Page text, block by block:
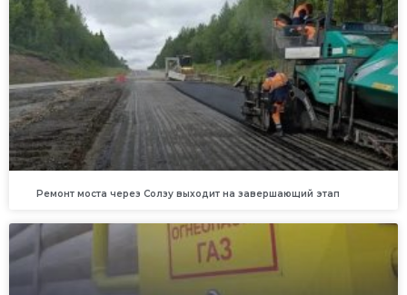
Ремонт моста через Солзу выходит на завершающий этап